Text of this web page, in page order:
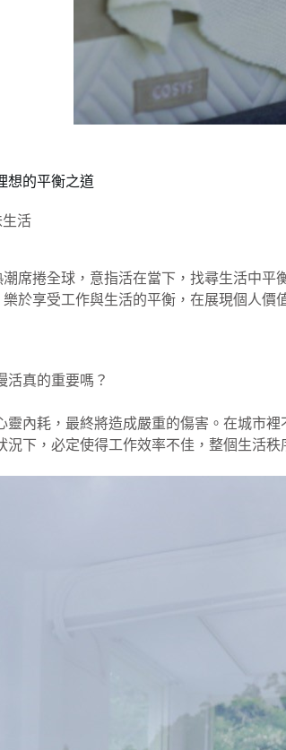
想的平衡之道
生活
潮席捲全球，意指活在當下，找尋生活中
於享受工作與生活的平衡，在展現個人價
活真的重要嗎？
靈內耗，最終將造成嚴重的傷害。在城市
下，必定使得工作效率不佳，整個生活秩